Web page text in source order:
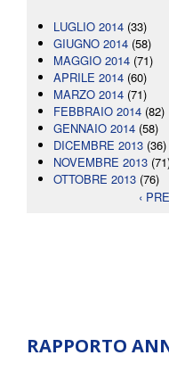
LUGLIO 2014 (33)
GIUGNO 2014 (58)
MAGGIO 2014 (71)
APRILE 2014 (60)
MARZO 2014 (71)
FEBBRAIO 2014 (82)
GENNAIO 2014 (58)
DICEMBRE 2013 (36)
NOVEMBRE 2013
OTTOBRE 2013 (76)
‹
RAPPORTO